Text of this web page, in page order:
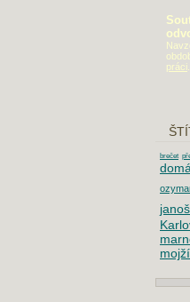
práci
brečet